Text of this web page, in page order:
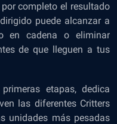
completo el resultado
puede alcanzar a
en cadena o eliminar
de que lleguen a tus
etapas, dedica
las diferentes Critters
unidades más pesadas